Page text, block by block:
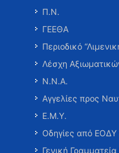
Π.Ν.
ΓΕΕΘΑ
Περιοδικό
Λέσχη
Ν.Ν.Α.
Αγγελίες προς
Ε.Μ.Υ.
Οδηγίες από ΕΟΔΥ
Γενική